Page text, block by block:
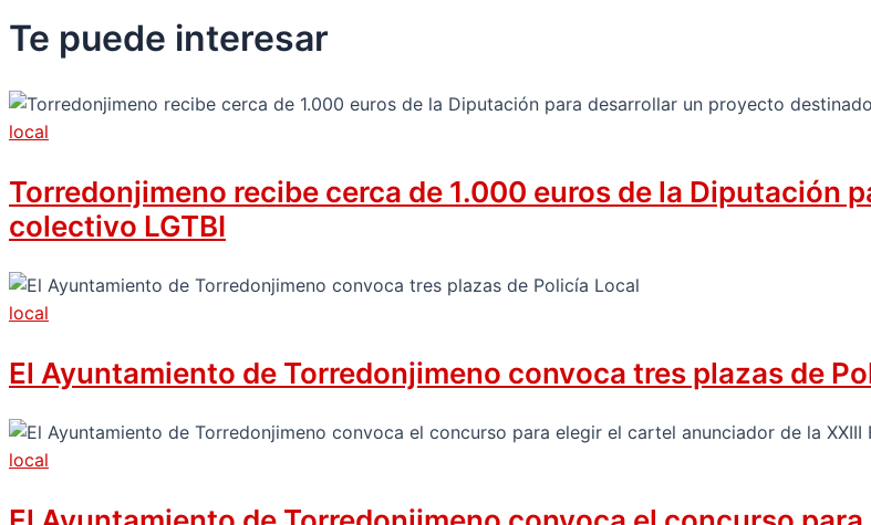
Te puede interesar
local
Torredonjimeno recibe cerca de 1.000 euros de la Diputación
colectivo LGTBI
local
El Ayuntamiento de Torredonjimeno convoca tres plazas de
local